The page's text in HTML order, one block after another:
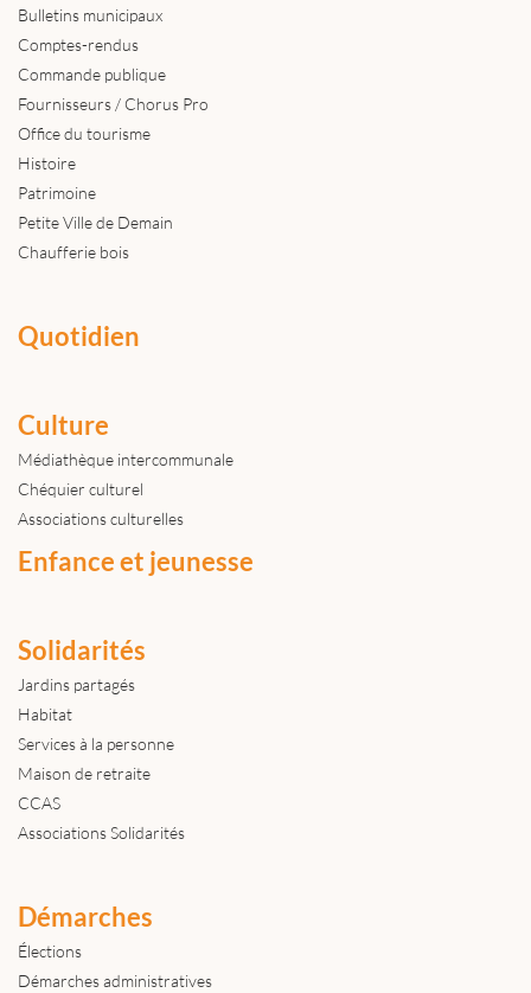
Bulletins municipaux
Comptes-rendus
Commande publique
Fournisseurs / Chorus Pro
Office du tourisme
Histoire
Patrimoine
Petite Ville de Demain
Chaufferie bois
Quotidien
Culture
Médiathèque intercommunale
Chéquier culturel
Associations culturelles
Enfance et jeunesse
Solidarités
Jardins partagés
Habitat
Services à la personne
Maison de retraite
CCAS
Associations Solidarités
Démarches
Élections
Démarches administratives